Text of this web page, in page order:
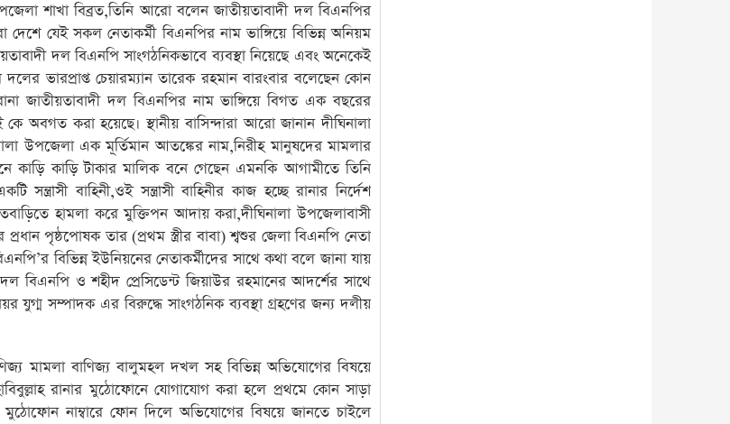
শাখা বিব্রত,তিনি আরো বলেন জাতীয়তাবাদী দল বিএনপির
দেশে যেই সকল নেতাকর্মী বিএনপির নাম ভাঙ্গিয়ে বিভিন্ন অনিয়ম
দল বিএনপি সাংগঠনিকভাবে ব্যবস্থা নিয়েছে এবং অনেকেই
ভারপ্রাপ্ত চেয়ারম্যান তারেক রহমান বারংবার বলেছেন কোন
জাতীয়তাবাদী দল বিএনপির নাম ভাঙ্গিয়ে বিগত এক বছরের
অবগত করা হয়েছে। স্থানীয় বাসিন্দারা আরো জানান দীঘিনালা
উপজেলা এক মূর্তিমান আতঙ্কের নাম,নিরীহ মানুষদের মামলার
কাড়ি কাড়ি টাকার মালিক বনে গেছেন এমনকি আগামীতে তিনি
সন্ত্রাসী বাহিনী,ওই সন্ত্রাসী বাহিনীর কাজ হচ্ছে রানার নির্দেশ
হামলা করে মুক্তিপন আদায় করা,দীঘিনালা উপজেলাবাসী
পৃষ্ঠপোষক তার (প্রথম স্ত্রীর বাবা) শ্বশুর জেলা বিএনপি নেতা
বিভিন্ন ইউনিয়নের নেতাকর্মীদের সাথে কথা বলে জানা যায়
বিএনপি ও শহীদ প্রেসিডেন্ট জিয়াউর রহমানের আদর্শের সাথে
যুগ্ম সম্পাদক এর বিরুদ্ধে সাংগঠনিক ব্যবস্থা গ্রহণের জন্য দলীয়
মামলা বাণিজ্য বালুমহল দখল সহ বিভিন্ন অভিযোগের বিষয়ে
রানার মুঠোফোনে যোগাযোগ করা হলে প্রথমে কোন সাড়া
মুঠোফোন নাম্বারে ফোন দিলে অভিযোগের বিষয়ে জানতে চাইলে